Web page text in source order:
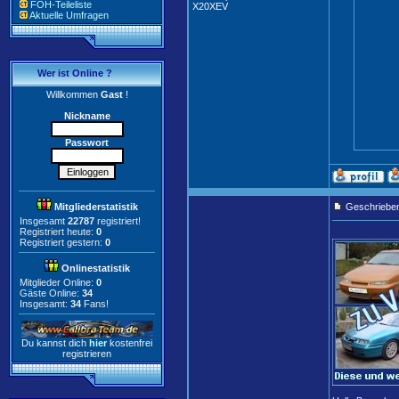
FOH-Teileliste
Aktuelle Umfragen
Wer ist Online ?
WillkommenGast!
Nickname
Passwort
Mitgliederstatistik
Insgesamt 22787 registriert!
Registriert heute: 0
Registriert gestern: 0
Onlinestatistik
Mitglieder Online: 0
Gäste Online: 34
Insgesamt: 34 Fans!
Du kannst dich hier kostenfrei
registrieren
X20XEV